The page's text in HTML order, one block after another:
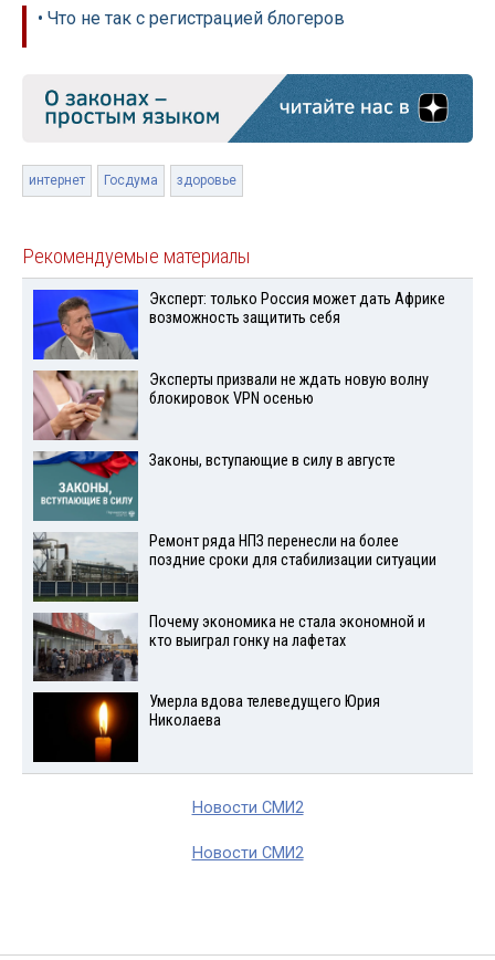
• Что не так с регистрацией блогеров
интернет Госдума здоровье
Рекомендуемые материалы
Эксперт: только Россия может дать Африке
возможность защитить себя
Эксперты призвали не ждать новую волну
блокировок VPN осенью
Законы, вступающие в силу в августе
Ремонт ряда НПЗ перенесли на более
поздние сроки для стабилизации ситуации
Почему экономика не стала экономной и
кто выиграл гонку на лафетах
Умерла вдова телеведущего Юрия
Николаева
Новости СМИ2
Новости СМИ2